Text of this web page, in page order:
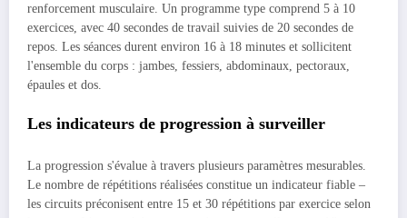
renforcement musculaire. Un programme type comprend 5 à 10
exercices, avec 40 secondes de travail suivies de 20 secondes de
repos. Les séances durent environ 16 à 18 minutes et sollicitent
l'ensemble du corps : jambes, fessiers, abdominaux, pectoraux,
épaules et dos.
Les indicateurs de progression à surveiller
La progression s'évalue à travers plusieurs paramètres mesurables.
Le nombre de répétitions réalisées constitue un indicateur fiable –
les circuits préconisent entre 15 et 30 répétitions par exercice selon